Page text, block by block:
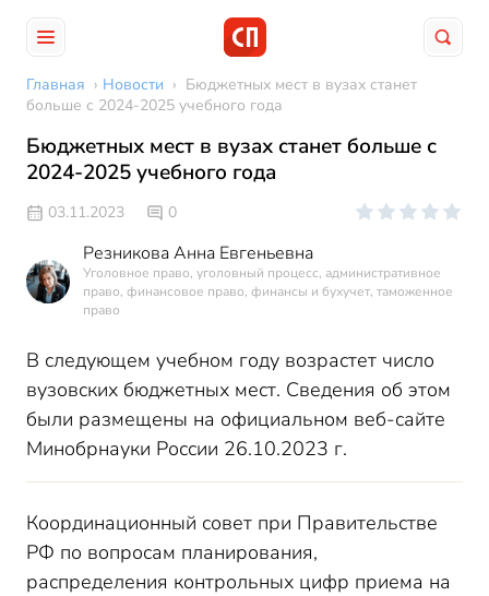
Главная › Новости › Бюджетных мест в вузах станет
больше с 2024-2025 учебного года
Бюджетных мест в вузах станет больше с
2024-2025 учебного года
03.11.2023 0
Резникова Анна Евгеньевна
Уголовное право, уголовный процесс, административное
право, финансовое право, финансы и бухучет, таможенное
право
В следующем учебном году возрастет число
вузовских бюджетных мест. Сведения об этом
были размещены на официальном веб-сайте
Минобрнауки России 26.10.2023 г.
Координационный совет при Правительстве
РФ по вопросам планирования,
распределения контрольных цифр приема на